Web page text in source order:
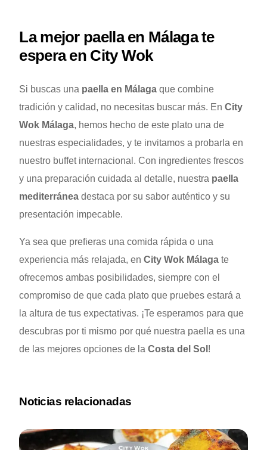
La mejor paella en Málaga te
espera en City Wok
Si buscas una paella en Málaga que combine
tradición y calidad, no necesitas buscar más. EnCity
Wok Málaga, hemos hecho de este plato una de
nuestras especialidades, y te invitamos a probarla en
nuestro buffet internacional. Con ingredientes frescos
y una preparación cuidada al detalle, nuestra paella
mediterránea destaca por su sabor auténtico y su
presentación impecable.
Ya sea que prefieras una comida rápida o una
experiencia más relajada, enCity Wok Málaga te
ofrecemos ambas posibilidades, siempre con el
compromiso de que cada plato que pruebes estará a
la altura de tus expectativas. ¡Te esperamos para que
descubras por ti mismo por qué nuestra paella es una
de las mejores opciones de laCosta del Sol !
Noticias relacionadas